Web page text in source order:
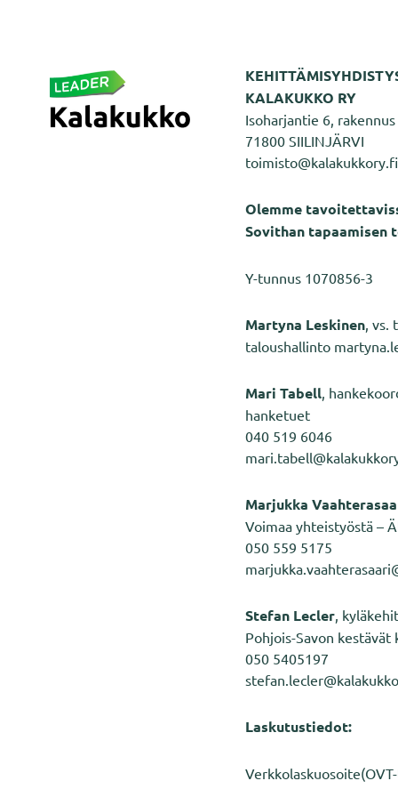
KALAKUKKO RY
Isoharjantie 6, rakennus
71800 SIILINJÄRVI
toimisto@kalakukkory.fi
Olemme
Sovithan tapaamisen
Y-tunnus 1070856-3
Martyna Leskinen, vs.
taloushallinto
Mari Tabell ,
hanketuet
040 519 6046
Marjukka
Voimaa yhteistyöstä –
050 559 5175
Stefan Lecler,
Pohjois-Savon kestävät
050 5405197
Laskutustiedot: